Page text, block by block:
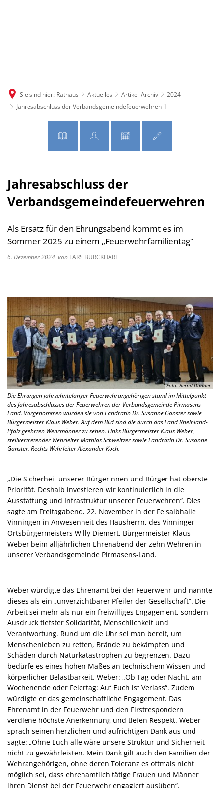
Sie sind hier: Rathaus Aktuelles Artikel-Archiv
2024
Jahresabschluss der Verbandsgemeindefeuerwehren-1
Jahresabschluss der
Verbandsgemeindefeuerwehren
Als Ersatz für den Ehrungsabend kommt es im
Sommer 2025 zu einem „Feuerwehrfamilientag“
6. Dezember 2024 von LARS BURCKHART
Foto: Bernd Danner
Die Ehrungen jahrzehntelanger Feuerwehrangehörigen stand im Mittelpunkt
des Jahresabschlusses der Feuerwehren der Verbandsgemeinde Pirmasens-
Land. Vorgenommen wurden sie von Landrätin Dr. Susanne Ganster sowie
Bürgermeister Klaus Weber. Auf dem Bild sind die durch das Land Rheinland-
Pfalz geehrten Wehrmänner zu sehen. Links Bürgermeister Klaus Weber,
stellvertretender Wehrleiter Mathias Schweitzer sowie Landrätin Dr. Susanne
Ganster. Rechts Wehrleiter Alexander Koch.
„Die Sicherheit unserer Bürgerinnen und Bürger hat oberste
Priorität. Deshalb investieren wir kontinuierlich in die
Ausstattung und Infrastruktur unserer Feuerwehren“. Dies
sagte am Freitagabend, 22. November in der Felsalbhalle
Vinningen in Anwesenheit des Hausherrn, des Vinninger
Ortsbürgermeisters Willy Diemert, Bürgermeister Klaus
Weber beim alljährlichen Ehrenabend der zehn Wehren in
unserer Verbandsgemeinde Pirmasens-Land.
Weber würdigte das Ehrenamt bei der Feuerwehr und nannte
dieses als ein „unverzichtbarer Pfeiler der Gesellschaft“. Die
Arbeit sei mehr als nur ein freiwilliges Engagement, sondern
Ausdruck tiefster Solidarität, Menschlichkeit und
Verantwortung. Rund um die Uhr sei man bereit, um
Menschenleben zu retten, Brände zu bekämpfen und
Schäden durch Naturkatastrophen zu begrenzen. Dazu
bedürfe es eines hohen Maßes an technischem Wissen und
körperlicher Belastbarkeit. Weber: „Ob Tag oder Nacht, am
Wochenende oder Feiertag: Auf Euch ist Verlass“. Zudem
würdigte er das gemeinschaftliche Engagement. Das
Ehrenamt in der Feuerwehr und den Firstrespondern
verdiene höchste Anerkennung und tiefen Respekt. Weber
sprach seinen herzlichen und aufrichtigen Dank aus und
sagte: „Ohne Euch alle wäre unsere Struktur und Sicherheit
nicht zu gewährleisten. Mein Dank gilt auch den Familien der
Wehrangehörigen, ohne deren Toleranz es oftmals nicht
möglich sei, dass ehrenamtlich tätige Frauen und Männer
ihren Dienst bei der Feuerwehr engagiert ausüben“.